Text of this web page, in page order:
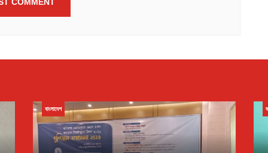
বাংলাদেশ